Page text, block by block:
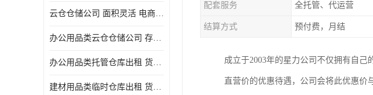
云仓仓储公司 面积灵活 电商仓储物流战略合作
办公用品类云仓仓储公司 存货周转很快 电商仓储物流战略整合
办公用品类托管仓库出租 货物装卸方便 电商仓储物流战略合作
建材用品类临时仓库出租 货物装卸方便 仓储供应链配套
配套服务 全托管、代运营
结算方式 预付费，月结
成立于2003年的星力公司不仅拥有自
直营价的优惠待遇，公司会将此优惠价